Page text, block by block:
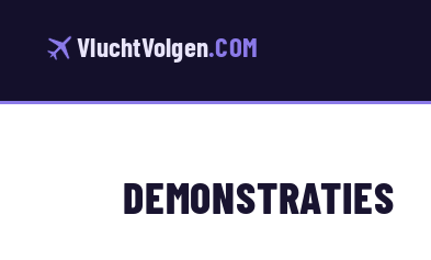
VluchtVolgen.COM
DEMONSTRATIES